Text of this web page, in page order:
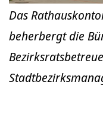
Das
beherbergt die